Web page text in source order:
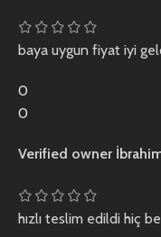
baya uygun fiyat iyi
0
0
Verified owner
hızlı teslim edildi hiç